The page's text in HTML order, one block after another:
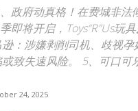
、政府动真格！在费城非
即将开启，Toys“R”Us
：涉嫌剥削司机、歧视
致失速风险。 5、可口可
24, 2025